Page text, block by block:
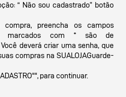
“ Não sou cadastrado” botão
preencha os campos
marcados com * são de
deverá criar uma senha, que
compras na SUALOJAGuarde-
para continuar.